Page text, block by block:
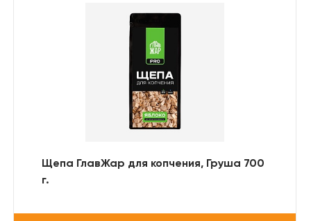
Щепа ГлавЖар для копчения, Груша 700
г.